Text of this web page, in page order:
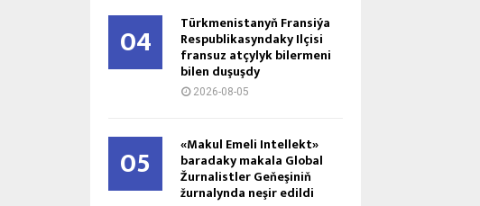
04 Türkmenistanyň Fransiýa
Respublikasyndaky Ilçisi
fransuz atçylyk bilermeni
bilen duşuşdy
2026-08-05
05 «Makul Emeli Intellekt»
baradaky makala Global
Žurnalistler Geňeşiniň
žurnalynda neşir edildi